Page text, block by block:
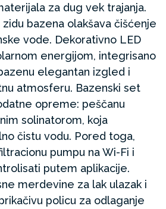
za dug vek trajanja.
bazena olakšava čišćenje
vode. Dekorativno LED
energijom, integrisano
elegantan izgled i
atmosferu. Bazenski set
opreme: peščanu
solinatorom, koja
čistu vodu. Pored toga,
pumpu na Wi-Fi i
putem aplikacije.
merdevine za lak ulazak i
policu za odlaganje